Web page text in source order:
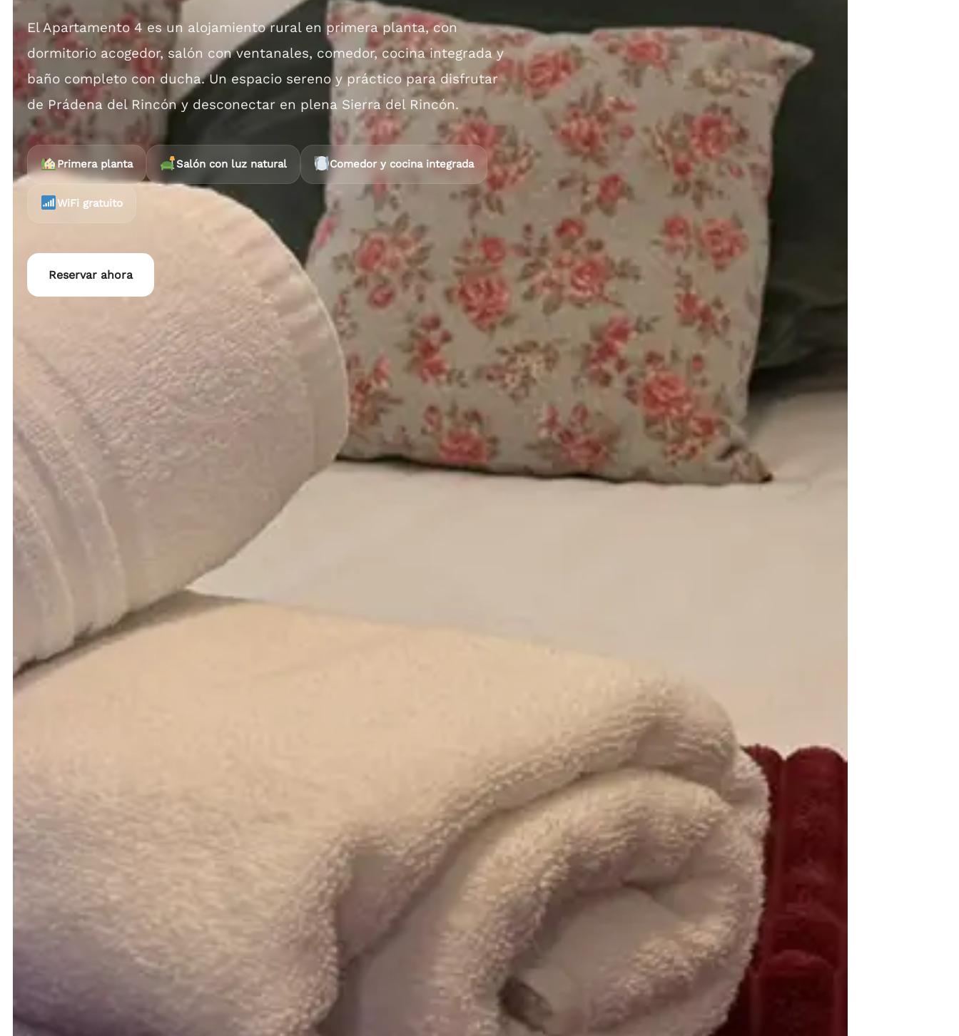
El Apartamento 4 es un alojamiento rural en primera planta, con
dormitorio acogedor, salón con ventanales, comedor, cocina integrada y
baño completo con ducha. Un espacio sereno y práctico para disfrutar
de Prádena del Rincón y desconectar en plena Sierra del Rincón.
Primera planta Salón con luz natural Comedor y cocina integrada
WiFi gratuito
Reservar ahora